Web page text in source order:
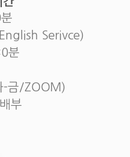
Serivce)
분
-금/ZOOM)
부